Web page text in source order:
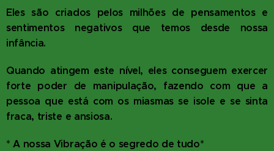
Eles são criados pelos milhões de pensamentos e
sentimentos negativos que temos desde nossa
infância.
Quando atingem este nível, eles conseguem exercer
forte poder de manipulação, fazendo com que a
pessoa que está com os miasmas se isole e se sinta
fraca, triste e ansiosa.
* A nossa Vibração é o segredo de tudo*